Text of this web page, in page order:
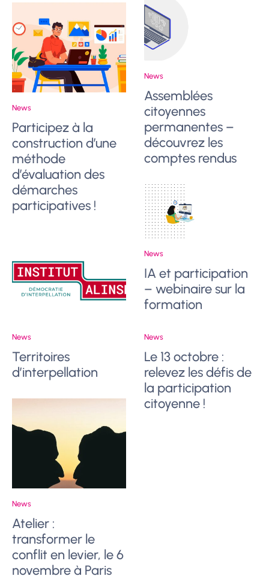
News
Participez à la
construction d’une
méthode
d’évaluation des
démarches
participatives !
News
Territoires
d’interpellation
News
Atelier :
transformer le
conflit en levier, le 6
novembre à Paris
News
Assemblées
citoyennes
permanentes –
découvrez les
comptes rendus
News
IA et participation
– webinaire sur la
formation
News
Le 13 octobre :
relevez les défis de
la participation
citoyenne !